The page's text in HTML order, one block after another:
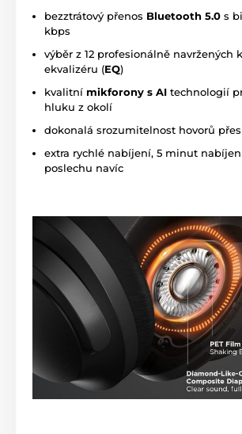
bezztrátový přenos Bluetooth 5.0 s
kbps
výběr z 12 profesionálně navržených
ekvalizéru (EQ)
kvalitní mikforony s AI technologií
hluku z okolí
dokonalá srozumitelnost hovorů
extra rychlé nabíjení, 5 minut
poslechu navíc